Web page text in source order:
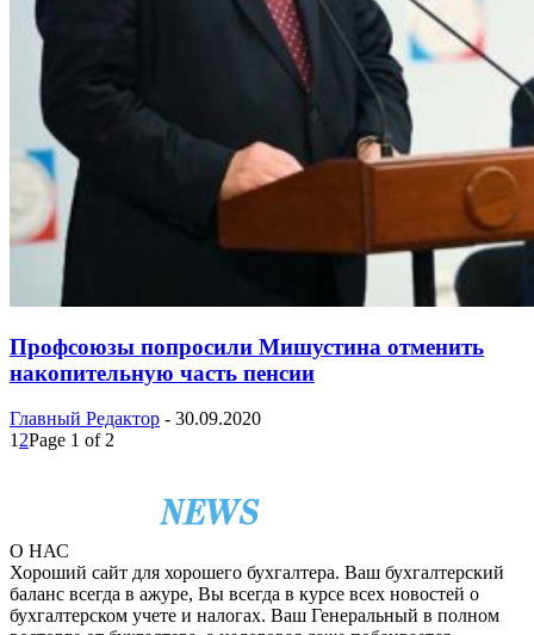
Профсоюзы попросили Мишустина отменить
накопительную часть пенсии
Главный Редактор - 30.09.2020
1 2Page 1 of 2
О НАС
Хороший сайт для хорошего бухгалтера. Ваш бухгалтерский
баланс всегда в ажуре, Вы всегда в курсе всех новостей о
бухгалтерском учете и налогах. Ваш Генеральный в полном